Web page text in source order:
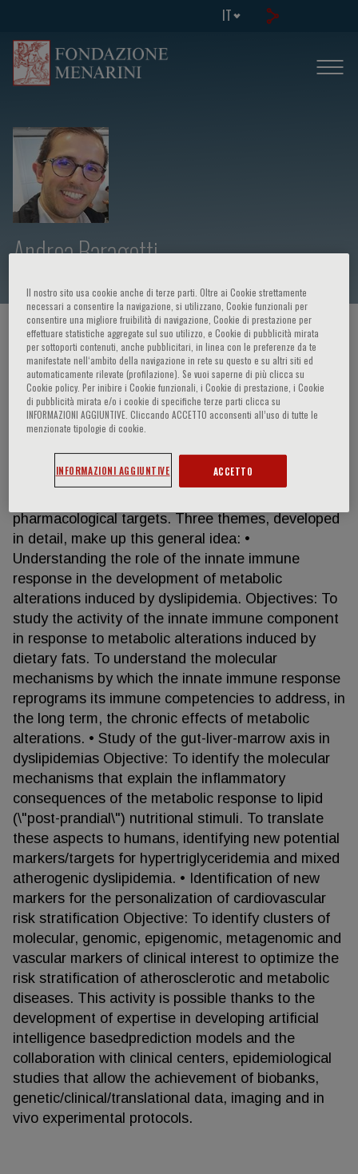
IT
Andrea Baragetti
HOME PAGE / CORSI ED EVENTI / RELATORE
Andrea Baragetti
The research activity is aimed at the study of
molecular aspects in cardio-immuno-metabolic
pharmacological targets. Three themes, developed
in detail, make up this general idea: •
Understanding the role of the innate immune
response in the development of metabolic
alterations induced by dyslipidemia. Objectives: To
study the activity of the innate immune component
in response to metabolic alterations induced by
dietary fats. To understand the molecular
mechanisms by which the innate immune response
reprograms its immune competencies to address, in
the long term, the chronic effects of metabolic
alterations. • Study of the gut-liver-marrow axis in
dyslipidemias Objective: To identify the molecular
mechanisms that explain the inflammatory
consequences of the metabolic response to lipid
(\"post-prandial\") nutritional stimuli. To translate
these aspects to humans, identifying new potential
markers/targets for hypertriglyceridemia and mixed
atherogenic dyslipidemia. • Identification of new
markers for the personalization of cardiovascular
risk stratification Objective: To identify clusters of
molecular, genomic, epigenomic, metagenomic and
vascular markers of clinical interest to optimize the
risk stratification of atherosclerotic and metabolic
diseases. This activity is possible thanks to the
development of expertise in developing artificial
intelligence basedprediction models and the
collaboration with clinical centers, epidemiological
studies that allow the achievement of biobanks,
genetic/clinical/translational data, imaging and in
vivo experimental protocols.
Il nostro sito usa cookie anche di terze parti. Oltre ai Cookie strettamente
necessari a consentire la navigazione, si utilizzano, Cookie funzionali per
consentire una migliore fruibilità di navigazione, Cookie di prestazione per
effettuare statistiche aggregate sul suo utilizzo, e Cookie di pubblicità mirata
per sottoporti contenuti, anche pubblicitari, in linea con le preferenze da te
manifestate nell‘ambito della navigazione in rete su questo e su altri siti ed
automaticamente rilevate (profilazione). Se vuoi saperne di più clicca su
Cookie policy. Per inibire i Cookie funzionali, i Cookie di prestazione, i Cookie
di pubblicità mirata e/o i cookie di specifiche terze parti clicca su
INFORMAZIONI AGGIUNTIVE. Cliccando ACCETTO acconsenti all’uso di tutte le
menzionate tipologie di cookie.
INFORMAZIONI AGGIUNTIVE ACCETTO